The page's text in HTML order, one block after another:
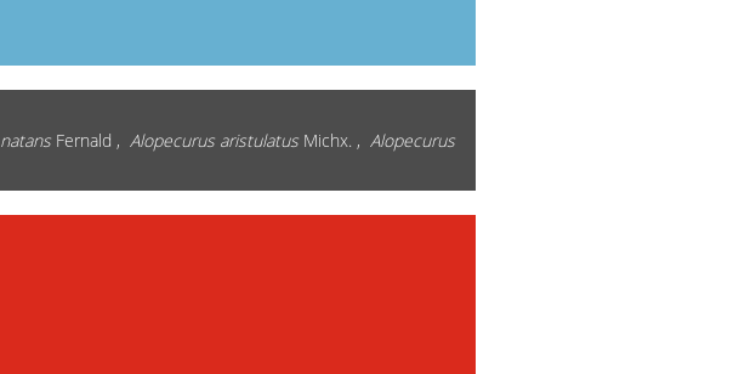
natansFernald , Alopecurus aristulatusMichx. , Alopecurus